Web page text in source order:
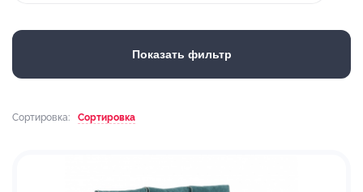
Показать фильтр
Сортировка: Сортировка